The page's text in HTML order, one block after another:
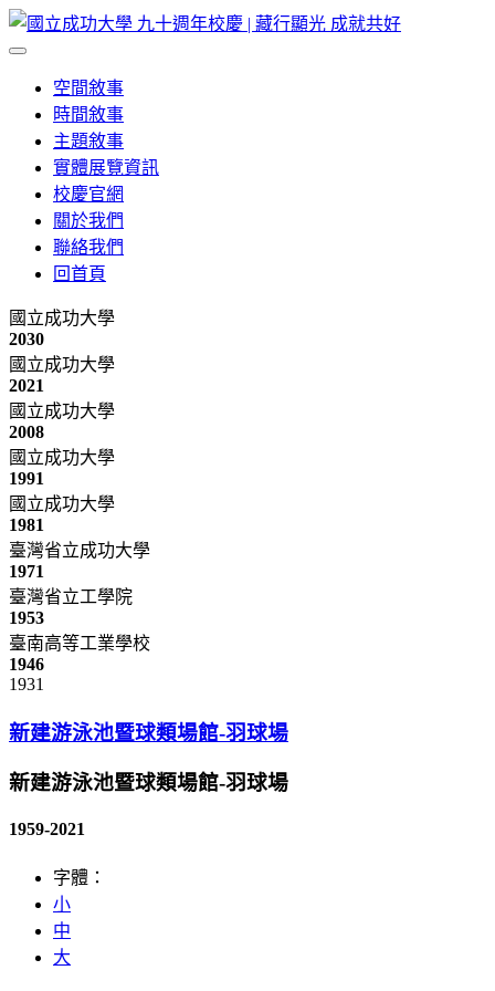
空間敘事
時間敘事
主題敘事
實體展覽資訊
校慶官網
關於我們
聯絡我們
回首頁
國立成功大學
2030
國立成功大學
2021
國立成功大學
2008
國立成功大學
1991
國立成功大學
1981
臺灣省立成功大學
1971
臺灣省立工學院
1953
臺南高等工業學校
1946
1931
新建游泳池暨球類場館-羽球場
新建游泳池暨球類場館-羽球場
1959-2021
字體：
小
中
大